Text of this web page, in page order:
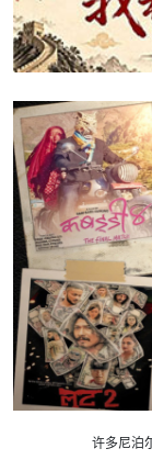
许多尼泊